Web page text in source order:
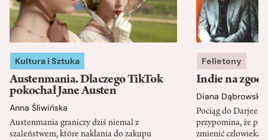
Kultura i Sztuka
Austenmania. Dlaczego TikTok
pokochał Jane Austen
Anna Śliwińska
Austenmania graniczy dziś niemal z
szaleństwem, które nakłania do zakupu
Felietony
Indie na
Diana Dąbrowska
Pociąg do
przypomina, że
zmienić człowieka